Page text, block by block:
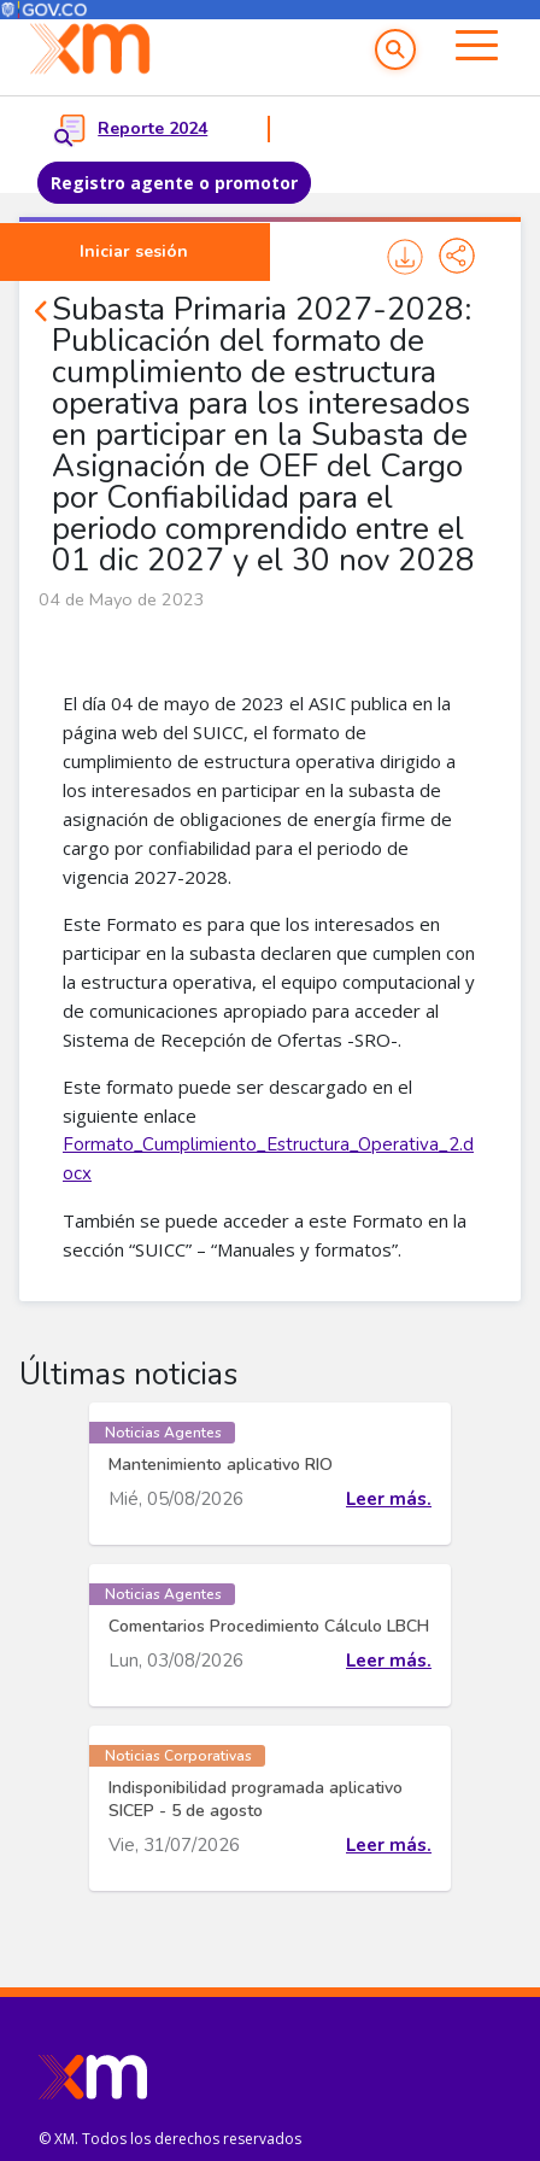
Pasar al contenido principal
Menú del Usuario
Reporte 2024
Registro agente o promotor
Iniciar sesión
Menu principal
Subasta Primaria 2027-2028:
Publicación del formato de
cumplimiento de estructura
operativa para los interesados
en participar en la Subasta de
Asignación de OEF del Cargo
por Confiabilidad para el
periodo comprendido entre el
01 dic 2027 y el 30 nov 2028
Noticias Agentes
04 de Mayo de 2023
El día 04 de mayo de 2023 el ASIC publica en la
página web del SUICC, el formato de
cumplimiento de estructura operativa dirigido a
los interesados en participar en la subasta de
asignación de obligaciones de energía firme de
cargo por confiabilidad para el periodo de
vigencia 2027-2028.
Este Formato es para que los interesados en
participar en la subasta declaren que cumplen con
la estructura operativa, el equipo computacional y
de comunicaciones apropiado para acceder al
Sistema de Recepción de Ofertas -SRO-.
Este formato puede ser descargado en el
siguiente enlace
Formato_Cumplimiento_Estructura_Operativa_2.d
ocx
También se puede acceder a este Formato en la
sección “SUICC” – “Manuales y formatos”.
Últimas noticias
Noticias Agentes
Mantenimiento aplicativo RIO
Mié, 05/08/2026 Leer más.
Noticias Agentes
Comentarios Procedimiento Cálculo LBCH
Lun, 03/08/2026 Leer más.
Noticias Corporativas
Indisponibilidad programada aplicativo
SICEP - 5 de agosto
Vie, 31/07/2026 Leer más.
© XM. Todos los derechos reservados